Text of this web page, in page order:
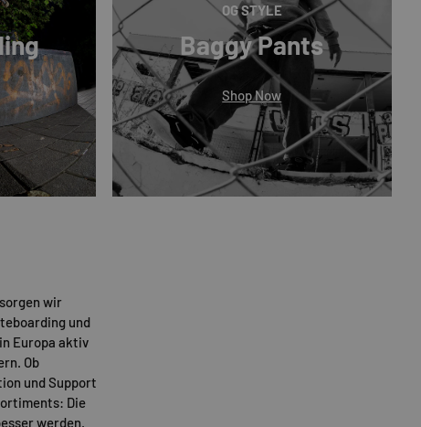
OG STYLE
Baggy Pants
Shop Now
wir
und
Europa aktiv
Ob
und Support
Die
werden.